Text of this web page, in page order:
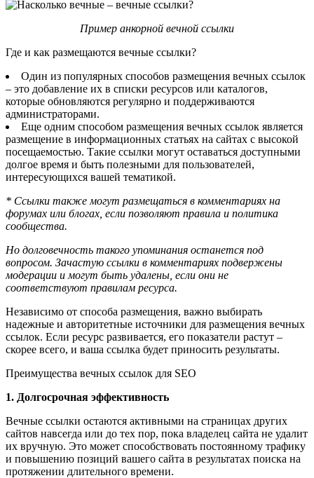
Пример анкорной вечной ссылки
Где и как размещаются вечные ссылки?
Один из популярных способов размещения вечных ссылок
– это добавление их в списки ресурсов или каталогов,
которые обновляются регулярно и поддерживаются
администраторами.
Еще одним способом размещения вечных ссылок является
размещение в информационных статьях на сайтах с высокой
посещаемостью. Такие ссылки могут оставаться доступными
долгое время и быть полезными для пользователей,
интересующихся вашей тематикой.
* Ссылки также могут размещаться в комментариях на
форумах или блогах, если позволяют правила и политика
сообщества.
Но долговечность такого упоминания останется под
вопросом. Зачастую ссылки в комментариях подвержены
модерации и могут быть удалены, если они не
соответствуют правилам ресурса.
Независимо от способа размещения, важно выбирать
надежные и авторитетные источники для размещения вечных
ссылок. Если ресурс развивается, его показатели растут –
скорее всего, и ваша ссылка будет приносить результаты.
Преимущества вечных ссылок для SEO
1. Долгосрочная эффективность
Вечные ссылки остаются активными на страницах других
сайтов навсегда или до тех пор, пока владелец сайта не удалит
их вручную. Это может способствовать постоянному трафику
и повышению позиций вашего сайта в результатах поиска на
протяжении длительного времени.